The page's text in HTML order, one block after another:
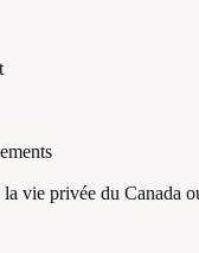
vie privée du Canada